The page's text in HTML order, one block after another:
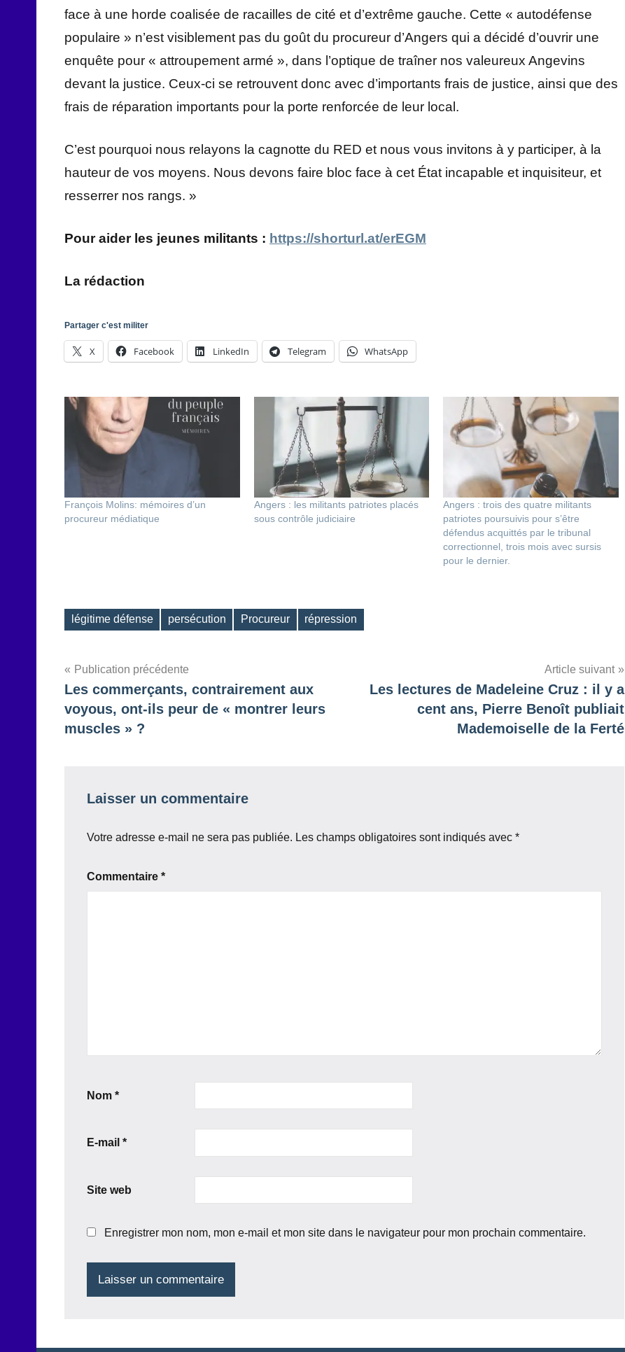
face à une horde coalisée de racailles de cité et d’extrême gauche. Cette « autodéfense
populaire » n’est visiblement pas du goût du procureur d’Angers qui a décidé d’ouvrir une
enquête pour « attroupement armé », dans l’optique de traîner nos valeureux Angevins
devant la justice. Ceux-ci se retrouvent donc avec d’importants frais de justice, ainsi que des
frais de réparation importants pour la porte renforcée de leur local.
C’est pourquoi nous relayons la cagnotte du RED et nous vous invitons à y participer, à la
hauteur de vos moyens. Nous devons faire bloc face à cet État incapable et inquisiteur, et
resserrer nos rangs. »
Pour aider les jeunes militants : https://shorturl.at/erEGM
La rédaction
Partager c'est militer
X Facebook LinkedIn Telegram WhatsApp
François Molins: mémoires d’un
procureur médiatique
Angers : les militants patriotes placés
sous contrôle judiciaire
Angers : trois des quatre militants
patriotes poursuivis pour s’être
défendus acquittés par le tribunal
correctionnel, trois mois avec sursis
pour le dernier.
Étiquettes
légitime défense persécution Procureur répression
Navigation
de
l’article
Publication précédente
Les commerçants, contrairement aux
voyous, ont-ils peur de « montrer leurs
muscles » ?
Article suivant
Les lectures de Madeleine Cruz : il y a
cent ans, Pierre Benoît publiait
Mademoiselle de la Ferté
Laisser un commentaire
Votre adresse e-mail ne sera pas publiée. Les champs obligatoires sont indiqués avec *
Commentaire *
Nom *
E-mail *
Site web
Enregistrer mon nom, mon e-mail et mon site dans le navigateur pour mon prochain commentaire.